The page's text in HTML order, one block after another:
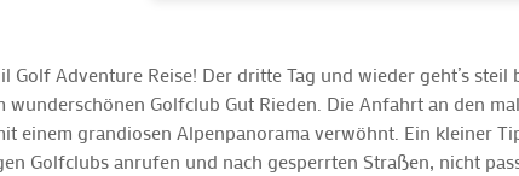
Golf Adventure Reise! Der dritte Tag und wieder geht’s
wunderschönen Golfclub Gut Rieden. Die Anfahrt an den
einem grandiosen Alpenpanorama verwöhnt. Ein kleiner
Golfclubs anrufen und nach gesperrten Straßen, nicht